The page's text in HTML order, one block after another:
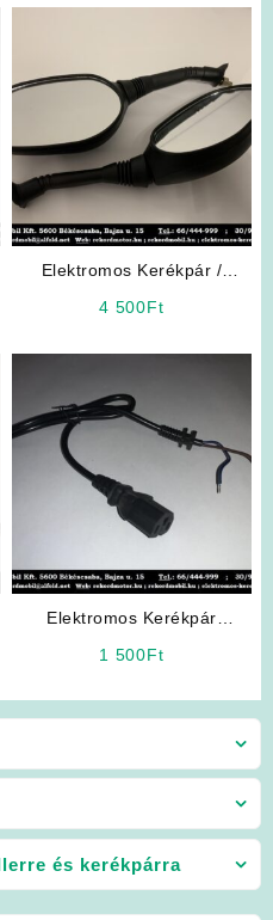
és kerékpárra
Elektromos Kerékpár /
4 500Ft
Elektromos Kerékpár
1 500Ft